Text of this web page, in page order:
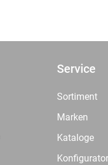
Service
Sortiment
Marken
Kataloge